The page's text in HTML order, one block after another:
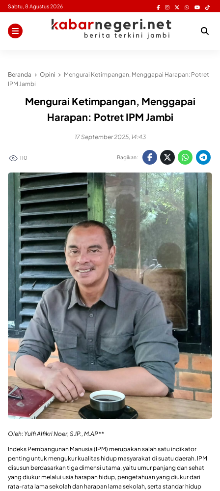
Skip
content
Sabtu, 8 Agustus 2026
Beranda Opini
Mengurai Ketimpangan, Menggapai Harapan: Potret
IPM Jambi
Mengurai Ketimpangan, Menggapai
Harapan: Potret IPM Jambi
17 September 2025, 14:43
110 Bagikan:
Oleh: Yulfi Alfikri Noer, S.IP., M.AP**
Indeks Pembangunan Manusia (IPM) merupakan salah satu indikator
penting untuk mengukur kualitas hidup masyarakat di suatu daerah. IPM
disusun berdasarkan tiga dimensi utama, yaitu umur panjang dan sehat
yang diukur melalui usia harapan hidup, pengetahuan yang diukur dari
rata-rata lama sekolah dan harapan lama sekolah, serta standar hidup